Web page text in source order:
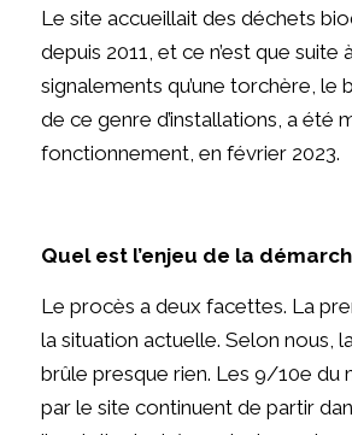
Le site accueillait des déchets
depuis 2011, et ce n’est que suite
signalements qu’une torchère, le
de ce genre d’installations, a été
fonctionnement, en février 2023.
Quel est l’enjeu de la
Le procès a deux facettes. La
la situation actuelle. Selon nous,
brûle presque rien. Les 9/10e du
par le site continuent de partir